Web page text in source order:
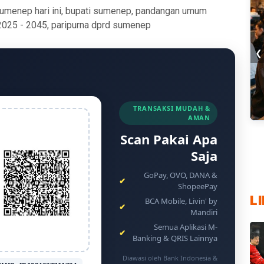
hari ini, bupati sumenep, pandangan umum
- 2045, paripurna dprd sumenep
TRANSAKSI MUDAH &
AMAN
Scan Pakai Apa
Saja
✔
GoPay, OVO, DANA &
ShopeePay
✔
BCA Mobile, Livin' by
Mandiri
✔
Semua Aplikasi M-
Banking & QRIS Lainnya
Diawasi oleh Bank Indonesia &
❮